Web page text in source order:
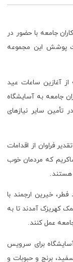
جامعه با حضور در
پوشش این مجموعه
آغازین ساعات عید
جامعه به آسایشگاه
تأمین سایر نیازهای
فراوان از اقدامات
که مردمان خوب
هستند.
خیرین ارجمند با
کهریزک آمدند تا به
عمل کنند.
برای سرویس
برنج و حبوبات و